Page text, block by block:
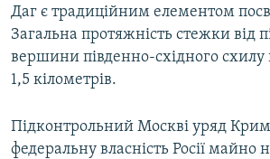
Усі сайти RFE/RL
Даг є традиційним елементом
Загальна протяжність стежки від
вершини південно-східного схилу
1,5 кілометрів.
Підконтрольний Москві уряд
федеральну власність Росії майно